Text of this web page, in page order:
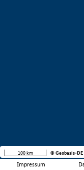
Impressum
100 km © Geobasis-DE